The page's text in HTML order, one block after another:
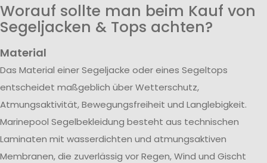
Worauf sollte man beim Kauf von
Segeljacken & Tops achten?
Material
Das Material einer Segeljacke oder eines Segeltops
entscheidet maßgeblich über Wetterschutz,
Atmungsaktivität, Bewegungsfreiheit und Langlebigkeit.
Marinepool Segelbekleidung besteht aus technischen
Laminaten mit wasserdichten und atmungsaktiven
Membranen, die zuverlässig vor Regen, Wind und Gischt